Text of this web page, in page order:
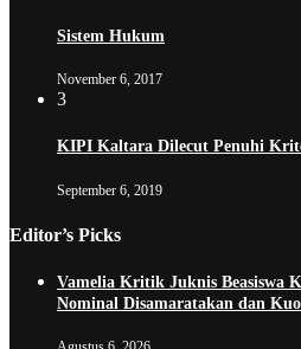
Sistem Hukum
November 6, 2017
3
KIPI Kaltara Dilecut Penuhi
September 6, 2019
Editor’s Picks
Vamelia Kritik Juknis Beasiswa
Nominal Disamaratakan dan